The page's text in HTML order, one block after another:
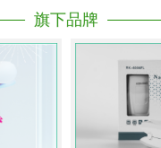
旗下品牌